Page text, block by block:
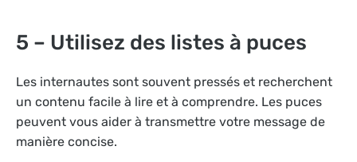
5 – Utilisez des listes à puces
Les internautes sont souvent pressés et recherchent
un contenu facile à lire et à comprendre. Les puces
peuvent vous aider à transmettre votre message de
manière concise.